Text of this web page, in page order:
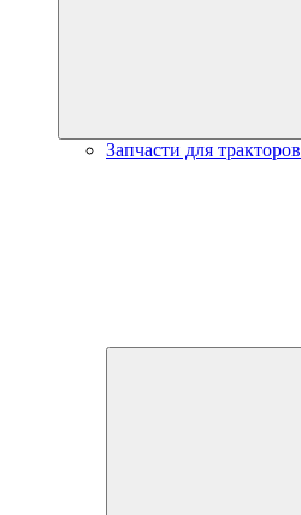
Запчасти для тракторов